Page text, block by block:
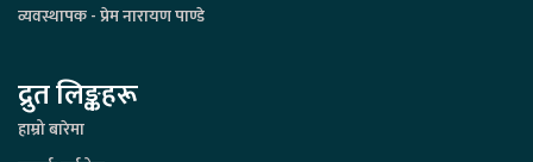
व्यवस्थापक - प्रेम नारायण पाण्डे
द्रुत लिङ्कहरू
हाम्रो बारेमा